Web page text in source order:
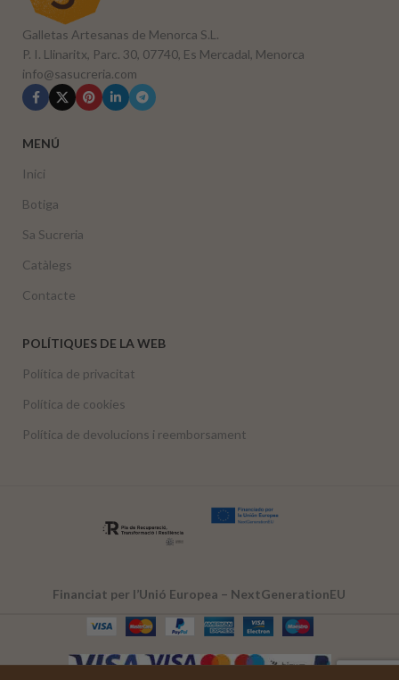
Galletas Artesanas de Menorca S.L.
P. I. Llinaritx, Parc. 30, 07740, Es Mercadal, Menorca
info@sasucreria.com
MENÚ
Inici
Botiga
Sa Sucreria
Catàlegs
Contacte
POLÍTIQUES DE LA WEB
Política de privacitat
Política de cookies
Política de devolucions i reemborsament
Financiat per l’Unió Europea – NextGenerationEU